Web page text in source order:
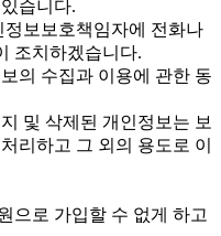
습니다.
보보호책임자에 전화나
조치하겠습니다.
의 수집과 이용에 관한 동
및 삭제된 개인정보는 보
리하고 그 외의 용도로 이
으로 가입할 수 없게 하고